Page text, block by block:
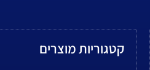
קטגוריות מוצרים